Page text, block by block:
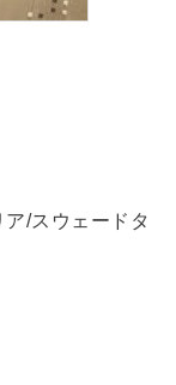
/スウェードタ